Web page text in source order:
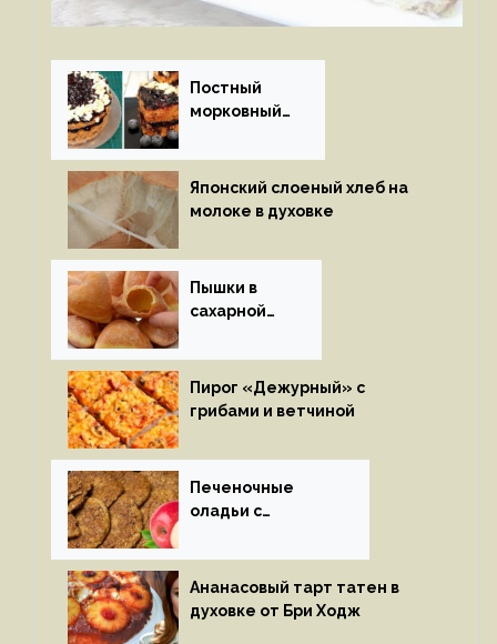
Постный
морковный
Японский слоеный хлеб на
молоке в духовке
Пышки в
сахарной
Пирог «Дежурный» с
грибами и ветчиной
Печеночные
оладьи с
Ананасовый тарт татен в
духовке от Бри Ходж